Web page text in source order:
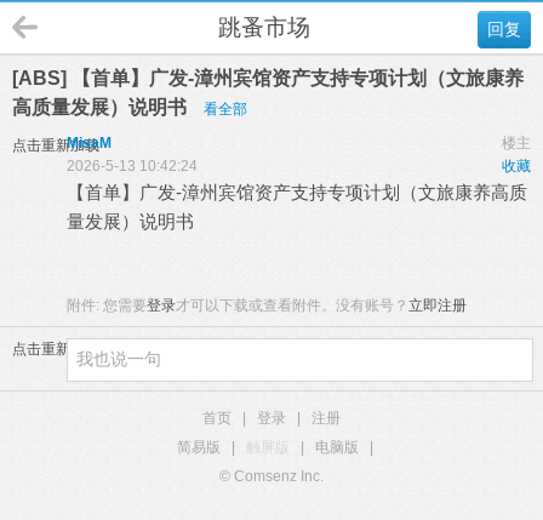
回复
跳蚤市场
[ABS] 【首单】广发-漳州宾馆资产支持专项计划（文旅康养
高质量发展）说明书
看全部
点击重新加载 楼主
MisaM
收藏
2026-5-13 10:42:24
【首单】广发-漳州宾馆资产支持专项计划（文旅康养高质
量发展）说明书
附件: 您需要登录才可以下载或查看附件。没有账号？ 立即注册
点击重新加载
首页 登录
注册
简易版
触屏版 电脑版
© Comsenz Inc.